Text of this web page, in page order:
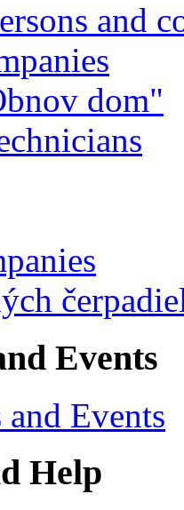
and
dom"
Events
and Events
Help